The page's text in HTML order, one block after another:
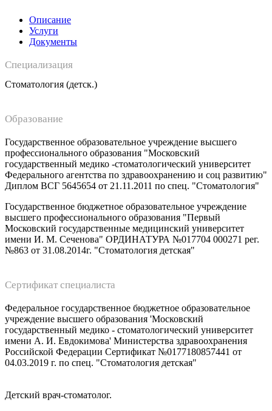
Описание
Услуги
Документы
Специализация
Стоматология (детск.)
Образование
Государственное образовательное учреждение высшего
профессионального образования "Московский
государственный медико -стоматологический университет
Федерального агентства по здравоохранению и соц развитию"
Диплом ВСГ 5645654 от 21.11.2011 по спец. "Стоматология"
Государственное бюджетное образовательное учреждение
высшего профессионального образования "Первый
Московский государственные медицинский университет
имени И. М. Сеченова" ОРДИНАТУРА №017704 000271 рег.
№863 от 31.08.2014г. "Стоматология детская"
Сертификат специалиста
Федеральное государственное бюджетное образовательное
учреждение высшего образования 'Московский
государственный медико - стоматологический университет
имени А. И. Евдокимова' Министерства здравоохранения
Российской Федерации Сертификат №0177180857441 от
04.03.2019 г. по спец. "Стоматология детская"
Детский врач-стоматолог.